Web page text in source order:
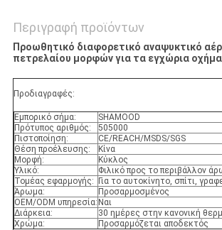
Περιγραφή προϊόντων
Προωθητικό διαφορετικό αναψυκτικό
πετρελαίου μορφών για τα εγχώρια
Προδιαγραφές:
Εμπορικό σήμα:
SHAMOOD
Πρότυπος αριθμός:
505000
Πιστοποίηση:
CE/REACH/MSDS/SGS
Θέση προέλευσης:
Κίνα
Μορφή:
Κύκλος
Υλικό:
Φιλικό προς το περιβάλλον
Τομέας εφαρμογής:
Για το αυτοκίνητο, σπίτι,
Άρωμα:
Προσαρμοσμένος
OEM/ODM υπηρεσία: Ναι
Διάρκεια:
30 ημέρες στην κανονική
Χρώμα:
Προσαρμόζεται αποδεκτός